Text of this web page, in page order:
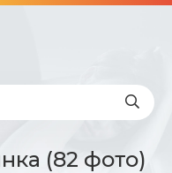
(82 фото)